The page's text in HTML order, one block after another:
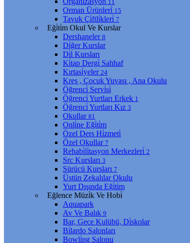
11
Orman Ürünleri̇ 15
Tavuk Çi̇ftli̇kleri̇ 7
Eği̇ti̇m Okul Ve Kurslar
Dershaneler 8
Di̇ğer Kurslar
Di̇l Kursları
Ki̇tap Dergi̇ Sahhaf
Kırtasi̇yeler 24
Kreş , Çocuk Yuvası , Ana Okulu
Öğrenci̇ Servi̇si̇
Öğrenci̇ Yurtları Erkek 1
Öğrenci̇ Yurtları Kız 3
Okullar 81
Onli̇ne Eği̇ti̇m
Özel Ders Hi̇zmeti̇
Özel Okullar 7
Rehabi̇li̇tasyon Merkezleri̇ 2
Src Kursları 3
Sürücü Kursları 7
Üstün Zekalılar Okulu
Yurt Dışında Eği̇ti̇m
Eğlence Müzi̇k Ve Hobi̇
Aquapark
Av Ve Balık 9
Bar, Gece Kulübü, Di̇skolar
Bi̇lardo Salonları
Bowli̇ng Salonu